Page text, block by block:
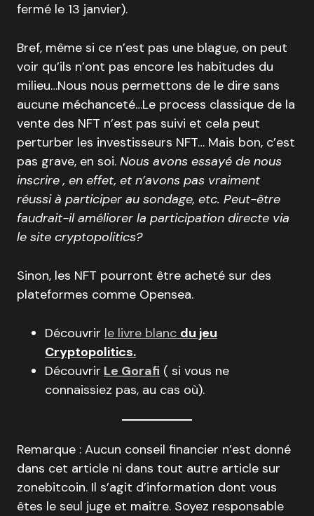
fermé le 13 janvier).
Bref, même si ce n’est pas une blague, on peut
voir qu’ils n’ont pas encore les habitudes du
milieu…Nous nous permettons de le dire sans
aucune méchanceté…Le process classique de la
vente des NFT n’est pas suivi et cela peut
perturber les investisseurs NFT… Mais bon, c’est
pas grave, en soi. Nous avons essayé de nous
inscrire , en effet, et n’avons pas vraiment
réussi à participer au sondage, etc. Peut-être
faudrait-il améliorer la participation directe via
le site cryptopolitics?
Sinon, les NFT pourront être acheté sur des
plateformes comme Opensea.
Découvrir le livre blanc du jeu
Cryptopolitics.
Découvrir Le Gorafi ( si vous ne
connaissiez pas, au cas où).
Remarque : Aucun conseil financier n’est donné
dans cet article ni dans tout autre article sur
zonebitcoin. Il s’agit d’information dont vous
êtes le seul juge et maitre. Soyez responsable